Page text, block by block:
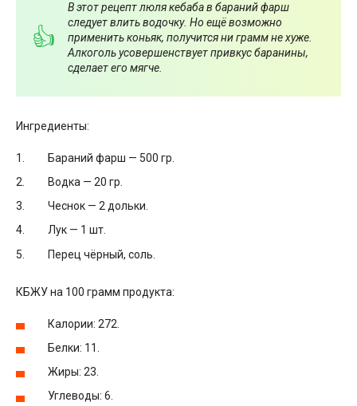
В этот рецепт люля кебаба в бараний фарш
следует влить водочку. Но ещё возможно
применить коньяк, получится ни грамм не хуже.
Алкоголь усовершенствует привкус баранины,
сделает его мягче.
Ингредиенты:
Бараний фарш — 500 гр.
Водка — 20 гр.
Чеснок — 2 дольки.
Лук — 1 шт.
Перец чёрный, соль.
КБЖУ на 100 грамм продукта:
Калории: 272.
Белки: 11.
Жиры: 23.
Углеводы: 6.